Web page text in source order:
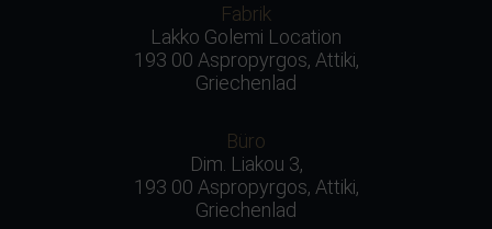
Fabrik
Lakko Golemi Location
193 00 Aspropyrgos, Attiki,
Griechenlad
Büro
Dim. Liakou 3,
193 00 Aspropyrgos, Attiki,
Griechenlad